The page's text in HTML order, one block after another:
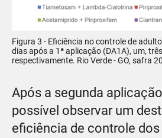
Figura 3 - Eficiência no controle de
dias após a 1ª aplicação (DA1A), um,
respectivamente. Rio Verde - GO, safra
Após a segunda
possível observar um
eficiência de controle